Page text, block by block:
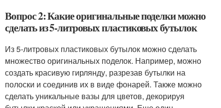
Вопрос 2: Какие оригинальные поделки можно
сделать из 5-литровых пластиковых бутылок
Из 5-литровых пластиковых бутылок можно сделать
множество оригинальных поделок. Например, можно
создать красивую гирлянду, разрезав бутылки на
полоски и соединив их в виде фонарей. Также можно
сделать уникальные вазы для цветов, декорируя